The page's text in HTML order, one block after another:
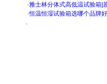
·雅士林分体式高低温试验箱|
·恒温恒湿试验箱选哪个品牌
·